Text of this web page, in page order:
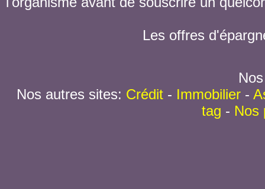
Les offres
Nos autres sites: Crédit- Immobilier-
tag - Nos